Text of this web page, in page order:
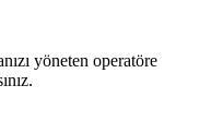
yöneten operatöre